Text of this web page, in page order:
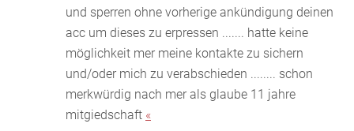
und sperren ohne vorherige ankündigung deinen
acc um dieses zu erpressen ....... hatte keine
möglichkeit mer meine kontakte zu sichern
und/oder mich zu verabschieden ........ schon
merkwürdig nach mer als glaube 11 jahre
mitgiedschaft «